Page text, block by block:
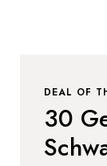
DEAL OF
30